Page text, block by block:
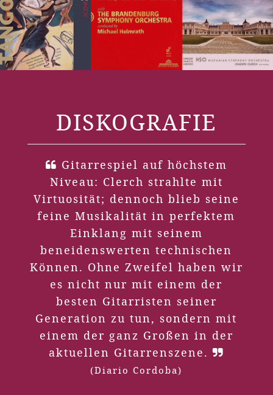
DISKOGRAFIE
Gitarrespiel auf höchstem
Niveau: Clerch strahlte mit
Virtuosität; dennoch blieb seine
feine Musikalität in perfektem
Einklang mit seinem
beneidenswerten technischen
Können. Ohne Zweifel haben wir
es nicht nur mit einem der
besten Gitarristen seiner
Generation zu tun, sondern mit
einem der ganz Großen in der
aktuellen Gitarrenszene.
(Diario Cordoba)